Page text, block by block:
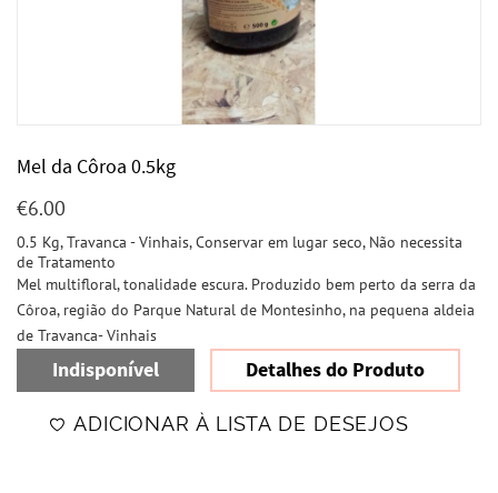
Mel da Côroa 0.5kg
€6.00
0.5 Kg, Travanca - Vinhais, Conservar em lugar seco, Não necessita
de Tratamento
Mel multifloral, tonalidade escura. Produzido bem perto da serra da
Côroa, região do Parque Natural de Montesinho, na pequena aldeia
de Travanca- Vinhais
Indisponível Detalhes do Produto
ADICIONAR À LISTA DE DESEJOS